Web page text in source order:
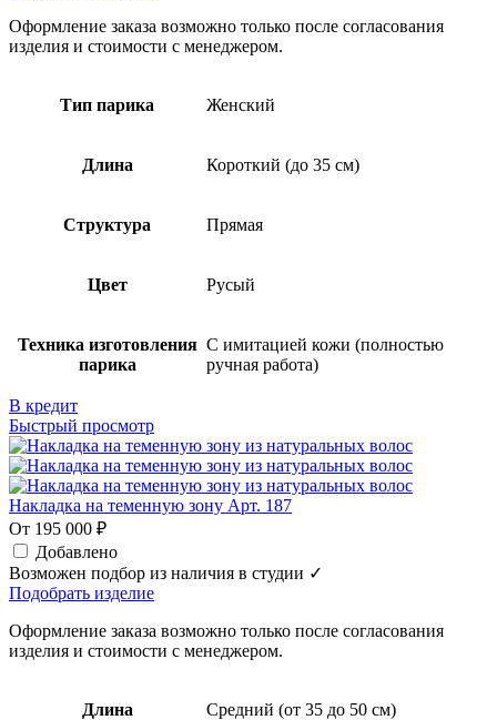
Оформление заказа возможно только после согласования
изделия и стоимости с менеджером.
Тип парика Женский
Длина Короткий (до 35 см)
Структура Прямая
Цвет Русый
Техника изготовления
парика
С имитацией кожи (полностью
ручная работа)
В кредит
Быстрый просмотр
Накладка на теменную зону Арт. 187
От 195 000 ₽
Добавлено
Возможен подбор из наличия в студии ✓
Подобрать изделие
Оформление заказа возможно только после согласования
изделия и стоимости с менеджером.
Длина Средний (от 35 до 50 см)